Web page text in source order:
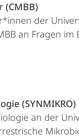
(CMBB)
der
an Fragen im
(SYNMIKRO)
an der